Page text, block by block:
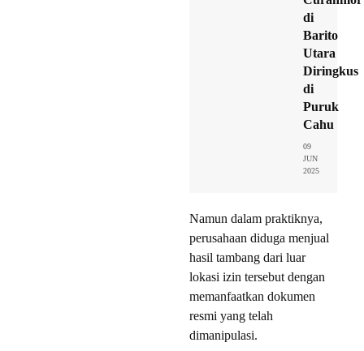
di
Barito
Utara
Diringkus
di
Puruk
Cahu
09
JUN
2025
Namun dalam praktiknya,
perusahaan diduga menjual
hasil tambang dari luar
lokasi izin tersebut dengan
memanfaatkan dokumen
resmi yang telah
dimanipulasi.